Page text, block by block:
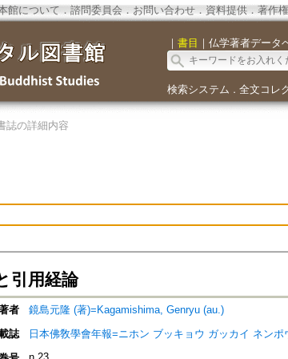
館について ． 諮問委員会． お問い合わせ． 資料提供． 著作
｜ 書目 ｜ 仏学著者データ
検索システム ． 全文コレ
誌の詳細内容
引用経論
者
鏡島元隆 (著)=Kagamishima, Genryu (au.)
誌
日本佛敎學會年報=ニホン ブッキョウ ガッカイ ネン